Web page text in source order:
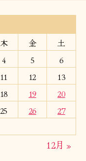
木 金
土
4 5
6
11 12
13
18 19
20
25 26
27
12月 »